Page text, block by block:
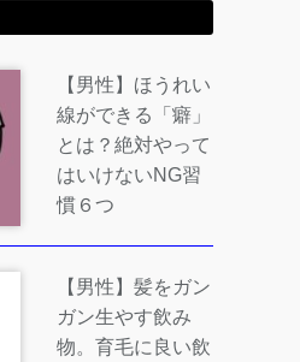
【男性】ほうれい
線ができる「癖」
とは？絶対やって
はいけないNG習
慣６つ
【男性】髪をガン
ガン生やす飲み
物。育毛に良い飲